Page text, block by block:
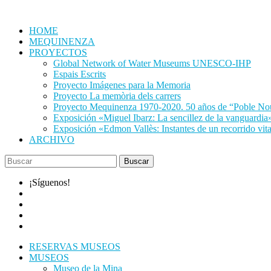
contenidoHOME
MEQUINENZA
PROYECTOS
Global Network of Water Museums UNESCO-IHP
Espais Escrits
Proyecto Imágenes para la Memoria
Proyecto La memòria dels carrers
Proyecto Mequinenza 1970-2020. 50 años de “Poble
Exposición «Miguel Ibarz: La sencillez de la
Exposición «Edmon Vallès: Instantes de un recorrido
ARCHIVO
¡Síguenos!
RESERVAS MUSEOS
MUSEOS
Museo de la Mina